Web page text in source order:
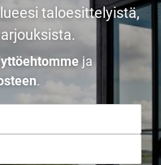
taloesittelyistä,
ja
.